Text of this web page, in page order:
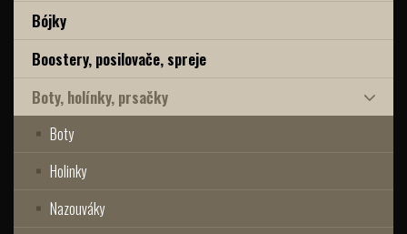
Bójky
Boostery, posilovače, spreje
Boty, holínky, prsačky
Boty
Holinky
Nazouváky